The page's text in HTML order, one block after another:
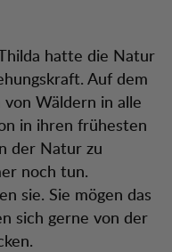
hatte die Natur
Auf dem
von Wäldern in alle
in ihren frühesten
der Natur zu
noch tun.
sie. Sie mögen das
sich gerne von der